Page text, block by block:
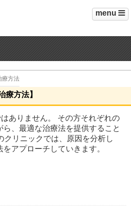
menu
療方法
療方法】
ありません。 その方それぞれの
、最適な治療法を提供すること
クリニックでは、原因を分析し
アプローチしていきます。